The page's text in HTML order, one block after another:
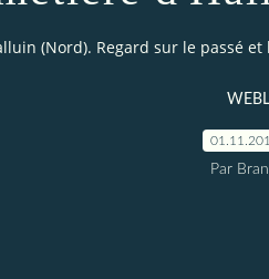
(Nord). Regard sur le passé et
Par